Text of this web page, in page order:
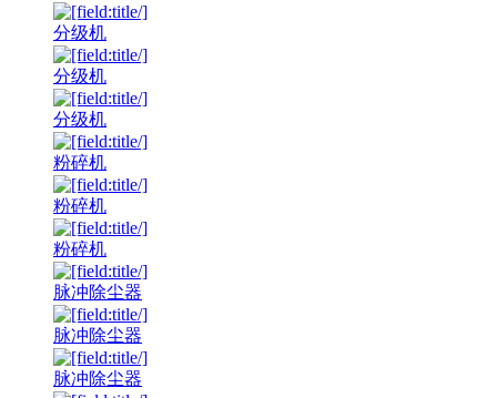
分级机
分级机
分级机
粉碎机
粉碎机
粉碎机
脉冲除尘器
脉冲除尘器
脉冲除尘器